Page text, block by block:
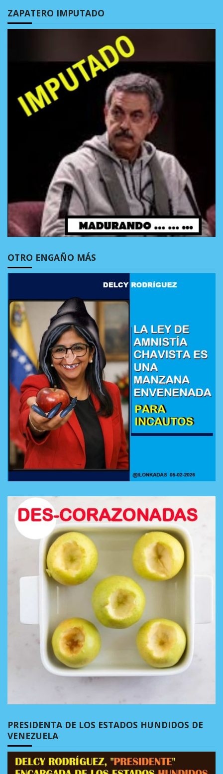
ZAPATERO IMPUTADO
OTRO ENGAÑO MÁS
PRESIDENTA DE LOS ESTADOS HUNDIDOS DE
VENEZUELA